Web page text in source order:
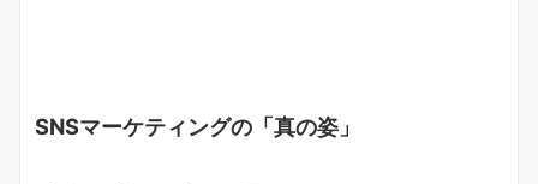
SNSマーケティングの「真の姿」